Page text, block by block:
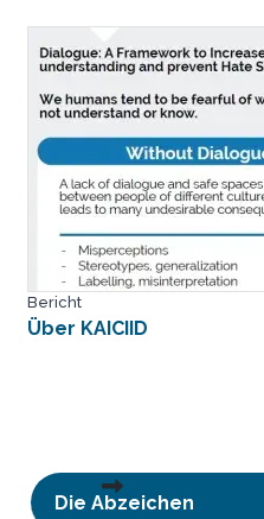
Die Abzeichen
Bericht
Über KAICIID